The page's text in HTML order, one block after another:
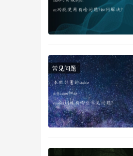
常见问题